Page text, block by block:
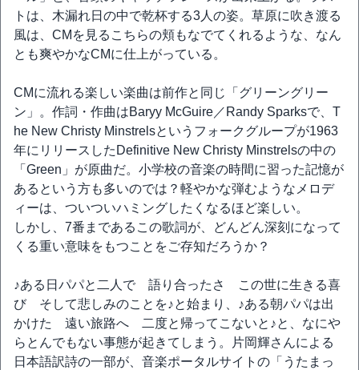
トは、木漏れ日の中で乾杯する3人の姿。草原に吹き渡る
風は、CMを見るこちらの頬もなでてくれるような、なん
とも爽やかなCMに仕上がっている。
CMに流れる楽しい楽曲は前作と同じ「グリーングリー
ン」。作詞・作曲はBaryy McGuire／Randy Sparksで、T
he New Christy Minstrelsというフォークグループが1963
年にリリースしたDefinitive New Christy Minstrelsの中の
「Green」が原曲だ。小学校の音楽の時間に習った記憶が
あるという方も多いのでは？軽やかな弾むようなメロデ
ィーは、ついついハミングしたくなるほど楽しい。
しかし、7番まであるこの歌詞が、どんどん深刻になって
くる重い意味をもつことをご存知だろうか？
♪ある日パパと二人で 語り合ったさ この世に生きる喜
び そして悲しみのことを♪と始まり、♪ある朝パパは出
かけた 遠い旅路へ 二度と帰ってこないと♪と、なにや
らとんでもない事態が起きてしまう。片岡輝さんによる
日本語訳詩の一部が、音楽ポータルサイトの「うたまっ